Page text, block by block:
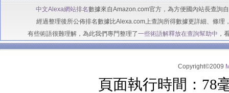
中文Alexa網站排名數據來自Amazon.com官方，為方便國內站長查詢
經過整理後所公佈排名數據比Alexa.com上查詢所得數據更詳細、條理
有些術語很難理解，為此我們專門整理了一些術語解釋放在查詢幫助中 ，
Copyright©2009
頁面執行時間：78